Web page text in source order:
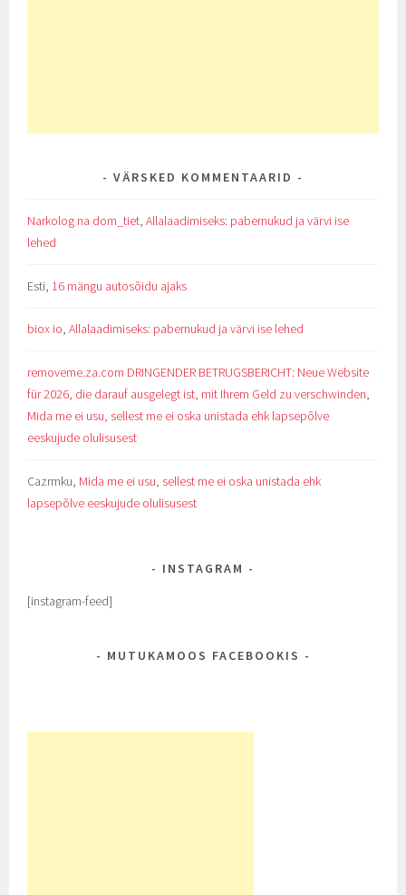
VÄRSKED KOMMENTAARID
Narkolog na dom_tiet ,Allalaadimiseks: pabernukud ja värvi ise
lehed
Esti 16 mängu autosõidu ajaks
biox io,Allalaadimiseks: pabernukud ja värvi ise lehed
removeme.za.com DRINGENDER BETRUGSBERICHT: Neue Website
für 2026, die darauf ausgelegt ist, mit Ihrem Geld zu verschwinden,
Mida me ei usu, sellest me ei oska unistada ehk lapsepõlve
eeskujude olulisusest
Cazrmku, Mida me ei usu, sellest me ei oska unistada ehk
lapsepõlve eeskujude olulisusest
INSTAGRAM
[instagram-feed]
MUTUKAMOOS FACEBOOKIS